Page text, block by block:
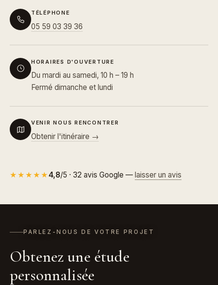
TÉLÉPHONE
05 59 03 39 36
HORAIRES D'OUVERTURE
Du mardi au samedi, 10 h – 19 h
Fermé dimanche et lundi
VENIR NOUS RENCONTRER
Obtenir l'itinéraire →
★★★★★4,8/5 · 32 avis Google — laisser un avis
PARLEZ-NOUS DE VOTRE PROJET
Obtenez une étude
personnalisée